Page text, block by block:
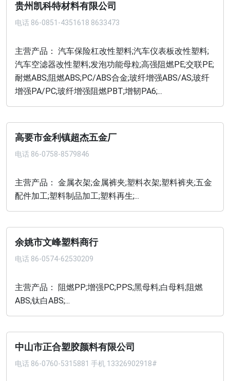
贵州凯科特材料有限公司
电话 86-0851-4351618 8633473
主营产品： 汽车保险杠改性塑料;汽车仪表板改性塑料;
汽车空滤器改性塑料;发泡功能母粒;高强阻燃PE;交联PE;
耐燃ABS;阻燃ABS;PC/ABS合金;玻纤增强ABS/AS;玻纤
增强PA/PC;玻纤增强阻燃PBT;增韧PA6;...
高要市金利镇超杰五金厂
电话 86-0758-8579846
主营产品： 金属衣架;金属裤夹;塑料衣架;塑料裤夹;五金
配件加工;塑料制品加工;塑料再生;...
余姚市文峰塑料商行
电话 86-0574-62530209
主营产品： 阻燃PP;增强PC;PPS;黑母料;白母料;阻燃
ABS;钛白ABS;...
中山市正合塑胶颜料有限公司
电话 86-0760-5315881 手机 13326902918#